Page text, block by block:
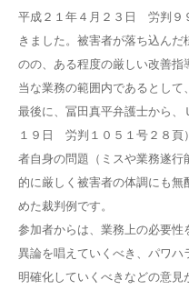
平成２１年４月２３日 労判９
きました。被害者が落ち込ん
のの、ある程度の厳しい改善
当な業務の範囲内であるとして
最後に、冨田真平弁護士から、
１９日 労判１０５１号２８頁
者自身の問題（ミスや業務遂
的に厳しく被害者の体調にも
めた裁判例です。
参加者からは、業務上の必要
異論を唱えていくべき、パワ
明確化していくべきなどの意見